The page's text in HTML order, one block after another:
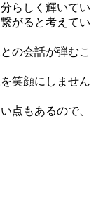
らしく輝いてい
がると考えてい
の会話が弾むこ
笑顔にしません
点もあるので、